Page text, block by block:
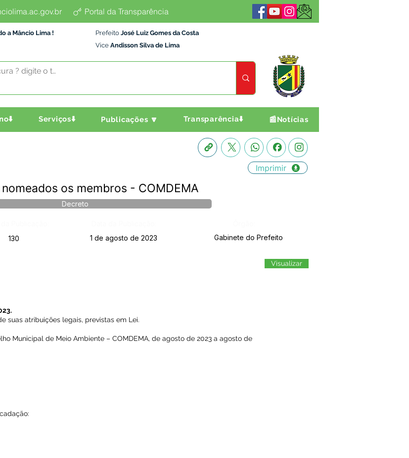
Portal da Transparência
a Mâncio Lima ! Prefeito José Luiz Gomes da Costa
Vice Andisson Silva de Lima
Serviços⬇️ Publicações 🔽 Transparência⬇️ 📰Notícias
Imprimir
os membros - COMDEMA
Decreto
130 1 de agosto de 2023 Gabinete do Prefeito
suas atribuições legais, previstas em Lei.
Municipal de Meio Ambiente – COMDEMA, de agosto de 2023 a agosto de
Visualizar